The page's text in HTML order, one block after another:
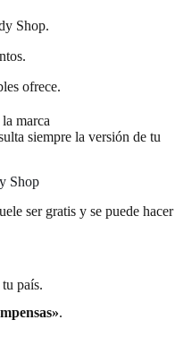
Shop.
ofrece.
marca
siempre la versión de tu
Shop
ser gratis y se puede hacer
país.
.